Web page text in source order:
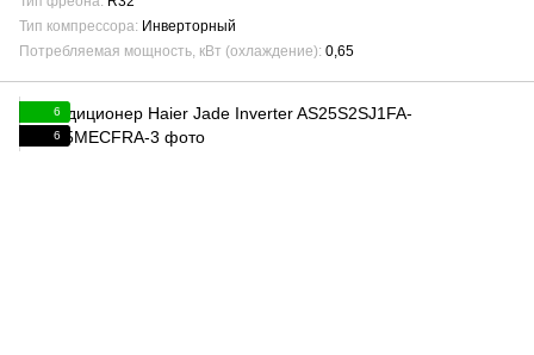
Тип компрессора Инверторный
Потребляемая мощность, кВт (охлаждение) 0,65
6
6